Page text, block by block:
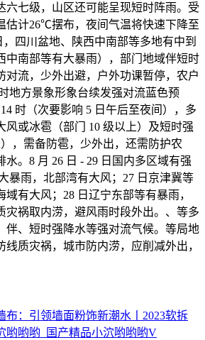
六七级，山区还可能呈现短时阵雨。受
估计26℃摆布，夜间气温将快速下降至
四川盆地、陕西中南部等多地有中到
中南部等有大暴雨），部门地域伴短时
对流，少外出避，户外功课暂停，农户
地方景象形象台续发强对流蓝色预
时（次要影响 5 日午后至夜间），多
风或冰雹（部门 10 级以上）及短时强
，需备防雹，少外出，还需防护农
水。8 月 26 日 - 29 日国内多区域有强
暴雨，北部湾有大风；27 日京津冀等
有大风；28 日辽宁东部等有暴雨，
灾祸取内涝，避风雨时段外出。、等多
伴、短时强降水等强对流气候。等局地
线质灾祸，城市防内涝，应削减外出，
布：引领墙面粉饰新潮水丨2023软拆
哟哟哟_国产精品小泬哟哟哟V